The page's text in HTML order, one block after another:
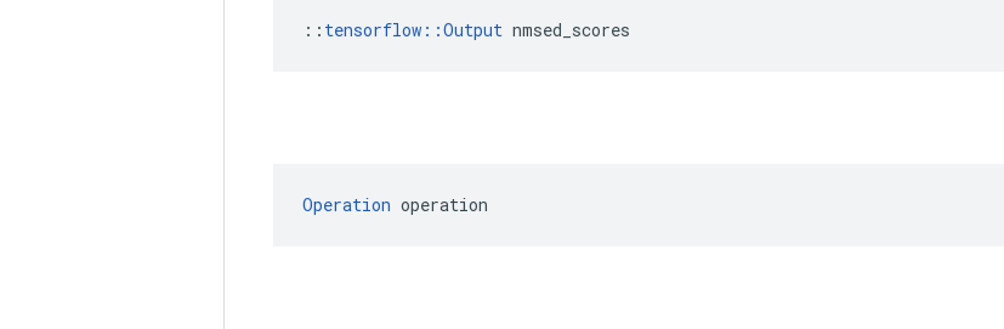
:: tensorflow::Output nmsed_scores
Operation operation